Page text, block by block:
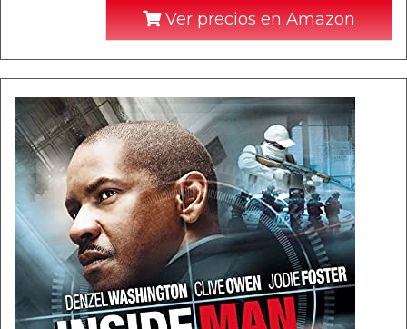
Ver precios en Amazon